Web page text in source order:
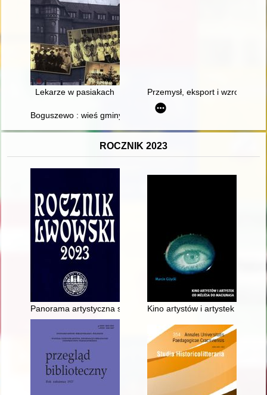
Lekarze w pasiakach Przemysł, eksport i wzrost
Boguszewo : wieś gminy Mońki
ROCZNIK 2023
Panorama artystyczna sztuki sakralnej za ziemiach
Kino artystów i artystek : od